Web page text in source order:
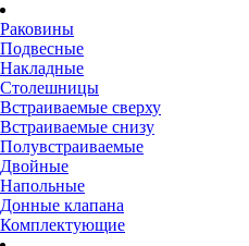
Раковины
Подвесные
Накладные
Столешницы
Встраиваемые сверху
Встраиваемые снизу
Полувстраиваемые
Двойные
Напольные
Донные клапана
Комплектующие